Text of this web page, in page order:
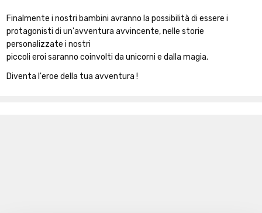
Finalmente i nostri bambini avranno la possibilità di essere i
protagonisti di un'avventura avvincente, nelle storie
personalizzate i nostri
piccoli eroi saranno coinvolti da unicorni e dalla magia.
Diventa l'eroe della tua avventura !